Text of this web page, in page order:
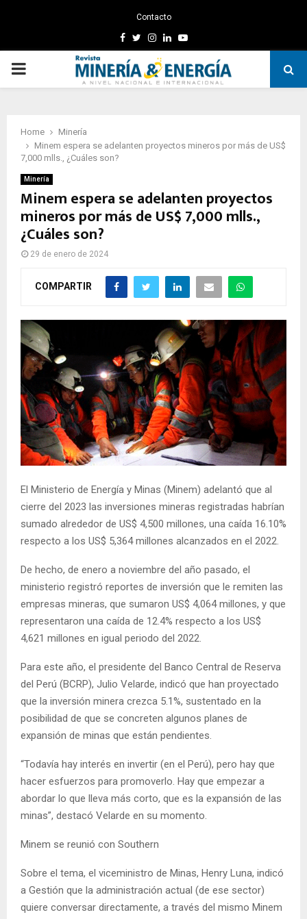
Contacto
Facebook
TwitterInstagram
LinkedinYoutube
PRIMARY
Home
Minería
Minem espera se adelanten proyectos mineros por más de US$
7,000 mlls., ¿Cuáles son?
Minería
Minem espera se adelanten proyectos
mineros por más de US$ 7,000 mlls.,
¿Cuáles son?
29 de enero de 2024
COMPARTIR
El Ministerio de Energía y Minas (Minem) adelantó que al
cierre del 2023 las inversiones mineras registradas habrían
sumado alrededor de US$ 4,500 millones, una caída 16.10%
respecto a los US$ 5,364 millones alcanzados en el 2022.
De hecho, de enero a noviembre del año pasado, el
ministerio registró reportes de inversión que le remiten las
empresas mineras, que sumaron US$ 4,064 millones, y que
representaron una caída de 12.4% respecto a los US$
4,621 millones en igual periodo del 2022.
Para este año, el presidente del Banco Central de Reserva
del Perú (BCRP), Julio Velarde, indicó que han proyectado
que la inversión minera crezca 5.1%, sustentado en la
posibilidad de que se concreten algunos planes de
expansión de minas que están pendientes.
“Todavía hay interés en invertir (en el Perú), pero hay que
hacer esfuerzos para promoverlo. Hay que empezar a
abordar lo que lleva más corto, que es la expansión de las
minas”, destacó Velarde en su momento.
Minem se reunió con Southern
Sobre el tema, el viceministro de Minas, Henry Luna, indicó
a Gestión que la administración actual (de ese sector)
quiere conversar directamente, a través del mismo Minem